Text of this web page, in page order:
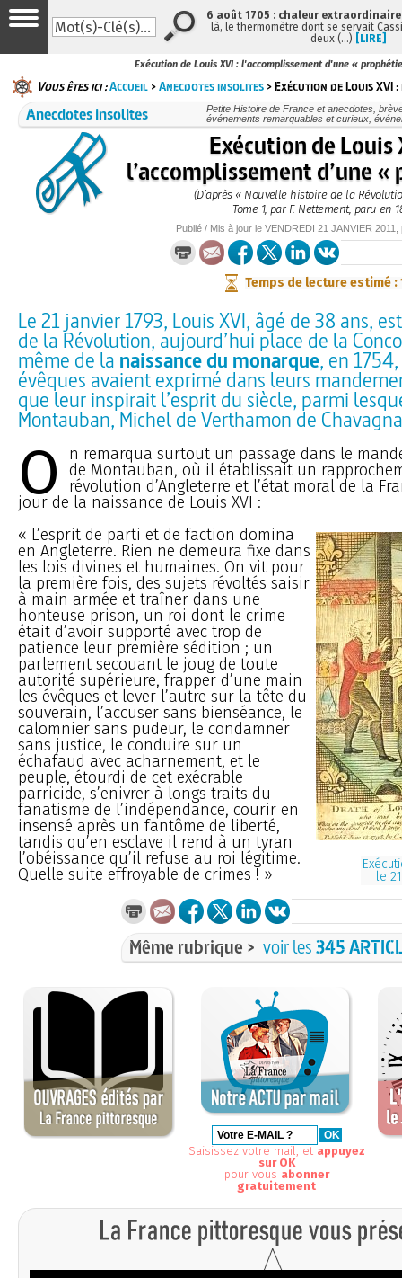
Exécution de Louis XVI : l'accomplissement d'une «
Vous êtes ici :Accueil >Anecdotes insolites > Exécution de Louis XVI
Anecdotes insolites
Petite Histoire de France et anecdotes,
événements remarquables et curieux,
Exécution de Louis
l’accomplissement d’une
(D’après « Nouvelle histoire de la
Tome 1, par F. Nettement, paru en
Publié / Mis à jour le VENDREDI 21 JANVIER 2011
Temps de lecture estimé :
Le 21 janvier 1793, Louis XVI, âgé de 38 ans,
de la Révolution, aujourd’hui place de la
même de la naissance du monarque, en
évêques avaient exprimé dans leurs
que leur inspirait l’esprit du siècle, parmi
Montauban, Michel de Verthamon de
O
n remarqua surtout un passage dans le
de Montauban, où il établissait un
révolution d’Angleterre et l’état moral de la
jour de la naissance de Louis XVI :
le
« L’esprit de parti et de faction domina
en Angleterre. Rien ne demeura fixe dans
les lois divines et humaines. On vit pour
la première fois, des sujets révoltés saisir
à main armée et traîner dans une
honteuse prison, un roi dont le crime
était d’avoir supporté avec trop de
patience leur première sédition ; un
parlement secouant le joug de toute
autorité supérieure, frapper d’une main
les évêques et lever l’autre sur la tête du
souverain, l’accuser sans bienséance, le
calomnier sans pudeur, le condamner
sans justice, le conduire sur un
échafaud avec acharnement, et le
peuple, étourdi de cet exécrable
parricide, s’enivrer à longs traits du
fanatisme de l’indépendance, courir en
insensé après un fantôme de liberté,
tandis qu’en esclave il rend à un tyran
l’obéissance qu’il refuse au roi légitime.
Quelle suite effroyable de crimes ! »
Même rubrique > voir les345
Saisissez votre mail, et appuyez
sur OK
pour vous abonner
gratuitement
6 août 1705 : chaleur
là, le thermomètre dont se servait
deux (…) [LIRE]